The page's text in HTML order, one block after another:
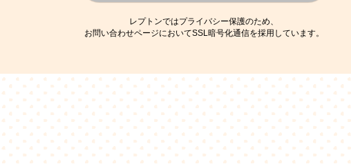
※当社の保有する個人情報と第三者広告配信事業者が保有する個人情報
を、本人が特定されないデータに不可逆変換した上で第三者広告配信事
業者においてマッチングを行い、その結果に基づいて広告を配信するこ
4.
個人情報の第三者への提供
当社は、次の場合を除き、ご本人の同意なしに個人情報を第三者に提供
することはありません。
ご本人の同意がある場合
法令に基づく場合
人の生命、身体または財産の保護のために必要がある場合であって、
本人の同意を得ることが困難である場合
レプトンではプライバシー保護のため、
お問い合わせページにおいてSSL暗号化通信を採用しています。